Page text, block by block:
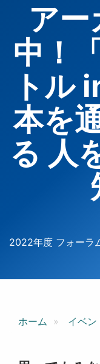
アー
中！
トル
本を
る 人
2022年度 フォーラ
ホーム イベン